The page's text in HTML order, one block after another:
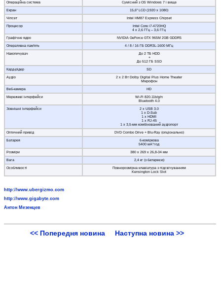
Операційна система
Сумісний з OS Windows 7 і вище
Екран
15,6” LCD (1920 x 1080)
Чіпсет
Intel HM87 Express Chipset
Процесор
Intel Core i7-4720HQ
4 x 2,6 ГГц – 3,6 ГГц
Графічне ядро
NVIDIA GeForce GTX 965M 2GB GDDR5
Оперативна пам'ять
4 / 8 / 16 ГБ DDR3L-1600 МГц
Накопичувач
До 2 ТБ HDD
+
До 512 ГБ SSD
Кард-рідер
SD
Аудіо
2 х 2 Вт Dolby Digital Plus Home Theater
Мікрофон
Веб-камера
HD
Мережеві інтерфейси
Wi-Fi 820.11b/g/n
Bluetooth 4.0
Зовнішні інтерфейси
2 х USB 3.0
1 х D-Sub
1 х HDMI
1 х RJ-45
1 х 3,5-мм комбінований аудіопорт
Оптичний привід
DVD Combo Drive + Blu-Ray (опціонально)
Батарея
6-коміркова
5400 мА*год
Розміри
380 x 269 x 26,8-34 мм
Вага
2,4 кг (з батареєю)
Особливості
Повнорозмірна клавіатура з підсвічуванням
Kensington Lock Slot
http://www.ubergizmo.com
http://www.gigabyte.com
Антон Мезенцев
<< Попередня новина Наступна новина >>